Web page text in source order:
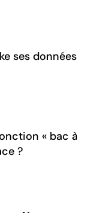
ses données
« bac à
?